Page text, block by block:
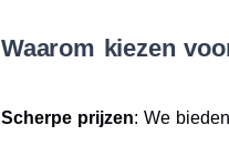
Waarom kiezen
Scherpe prijzen: We